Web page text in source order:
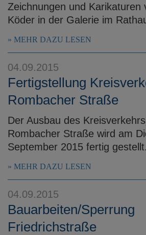
Zeichnungen und Karikaturen
Köder in der Galerie im
MEHR DAZU LESEN
04.09.2015
Fertigstellung
Rombacher Straße
Der Ausbau des
Rombacher Straße wird am
September 2015 fertig gestellt.
MEHR DAZU LESEN
04.09.2015
Bauarbeiten/Sperrung
Friedrichstraße